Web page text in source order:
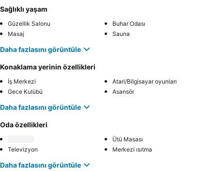
Sağlıklı yaşam
Güzellik Salonu
Buhar Odası
Masaj
Sauna
Daha fazlasını görüntüle
Konaklama yerinin özellikleri
İş Merkezi
Atari/Bilgisayar oyunları
Gece Kulübü
Asansör
Daha fazlasını görüntüle
Oda özellikleri
Ütü Masası
Televizyon
Merkezi ısıtma
Daha fazlasını görüntüle